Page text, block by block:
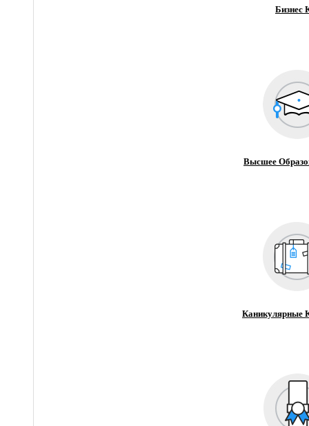
Бизнес
Высшее
Каникулярные